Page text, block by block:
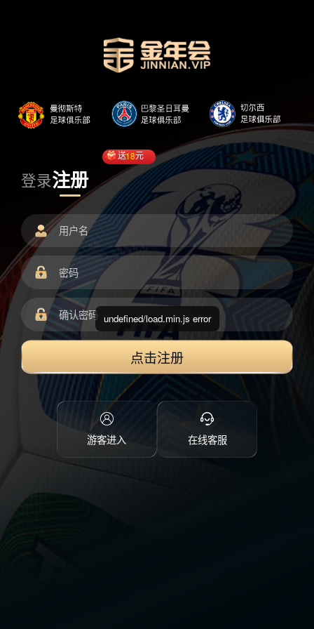
登录注册
送18元
点击注册
游客进入 在线客服
undefined/load.min.js error